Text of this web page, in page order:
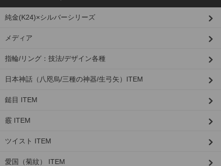
純金(K24)×シルバーシリーズ
メディア
指輪/リング：技法/デザイン各種
日本神話（八咫烏/三種の神器/生弓矢）ITEM
鎚目 ITEM
霰 ITEM
ツイスト ITEM
愛国（菊紋） ITEM